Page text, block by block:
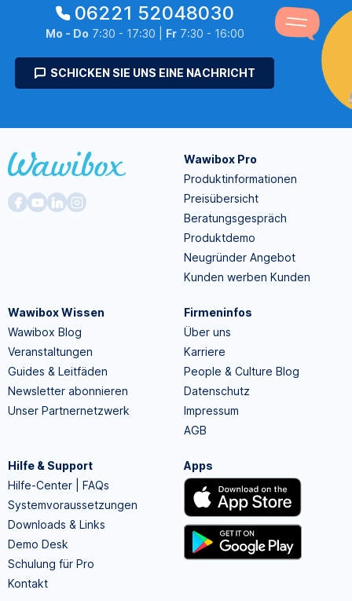
06221 52048030
Mo - Do 7:30 - 17:30 | Fr7:30 - 16:00
SCHICKEN SIE UNS EINE NACHRICHT
Wawibox Pro
Produktinformationen
Preisübersicht
Beratungsgespräch
Produktdemo
Neugründer Angebot
Kunden werben Kunden
Wawibox Wissen
Wawibox Blog
Veranstaltungen
Guides & Leitfäden
Newsletter abonnieren
Unser Partnernetzwerk
Firmeninfos
Über uns
Karriere
People & Culture Blog
Datenschutz
Impressum
AGB
Hilfe & Support
Hilfe-Center | FAQs
Systemvoraussetzungen
Downloads & Links
Demo Desk
Schulung für Pro
Kontakt
Apps